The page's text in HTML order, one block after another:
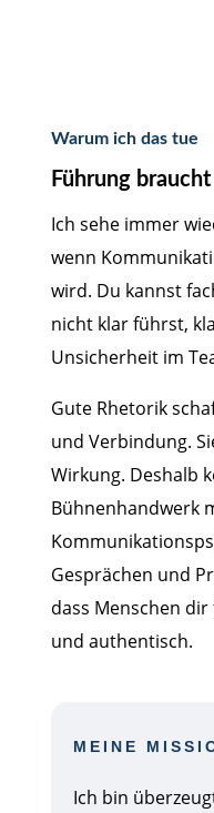
Warum ich das tue
Führung
Ich sehe immer
wenn
wird. Du kannst
nicht klar führst,
Unsicherheit im
Gute Rhetorik
und Verbindung.
Wirkung. Deshalb
Bühnenhandwerk
Gesprächen und
dass Menschen
und authentisch.
MEINE
Ich bin